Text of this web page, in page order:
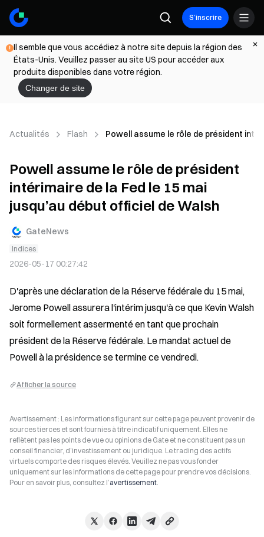
S’inscrire
Il semble que vous accédiez à notre site depuis la région des
États-Unis. Veuillez passer au site US pour accéder aux
produits disponibles dans votre région.
Changer de site
Actualités Flash Powell assume le rôle de président
Powell assume le rôle de président
intérimaire de la Fed le 15 mai
jusqu’au début officiel de Walsh
GateNews
Indices
2026-05-17 00:27:42
D'après une déclaration de la Réserve fédérale du 15 mai,
Jerome Powell assurera l'intérim jusqu'à ce que Kevin Walsh
soit formellement assermenté en tant que prochain
président de la Réserve fédérale. Le mandat actuel de
Powell à la présidence se termine ce vendredi.
Afficher la source
Avertissement : Les informations figurant sur cette page peuvent provenir de
sources tierces et sont fournies à titre indicatif uniquement. Elles ne
reflètent pas les points de vue ou opinions de Gate et ne constituent pas un
conseil financier, d’investissement ou juridique. Le trading des actifs
virtuels comporte des risques élevés. Veuillez ne pas vous fonder
uniquement sur les informations de cette page pour prendre vos décisions.
Pour en savoir plus, consultez l’avertissement.